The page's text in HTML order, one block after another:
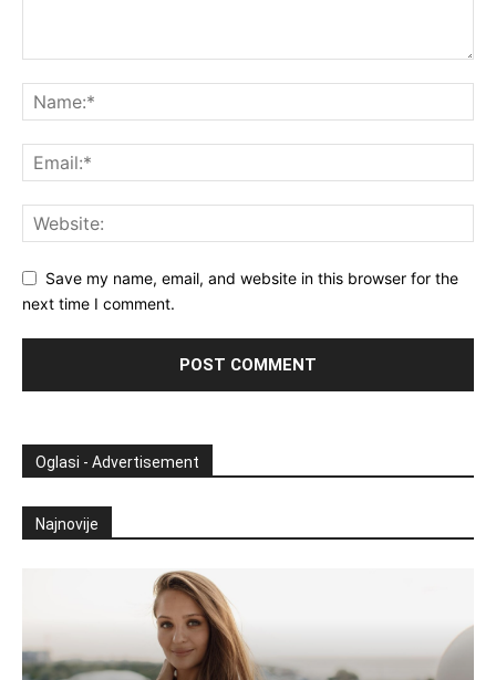
Save my name, email, and website in this browser for the
next time I comment.
Oglasi - Advertisement
Najnovije